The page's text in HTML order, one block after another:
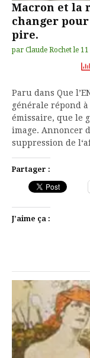
Macron et la
changer
pire.
par Claude Rochet le 11
Paru dans Que
générale répond
émissaire, que le
image. Annoncer
suppression de
Partager :
J’aime ça :